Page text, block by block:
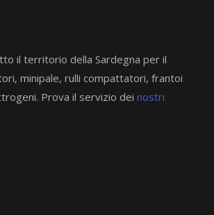
il territorio della Sardegna per il
minipale, rulli compattatori, frantoi
Prova il servizio dei nostri